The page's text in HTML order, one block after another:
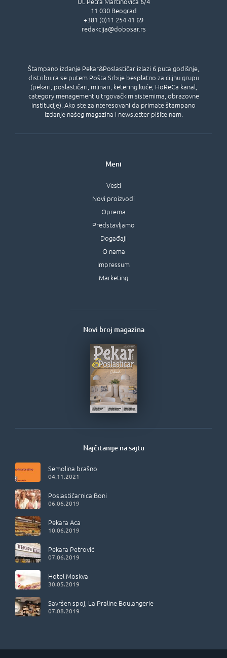
Štampano izdanje Pekar&Poslastičar izlazi 6 puta godišnje,
distribuira se putem Pošta Srbije besplatno za ciljnu grupu
(pekari, poslastičari, mlinari, ketering kuće, HoReCa kanal,
category menagement u trgovačkim sistemima, obrazovne
institucije). Ako ste zainteresovani da primate štampano
izdanje našeg magazina i newsletter pišite nam.
Ul. Petra Martinovića 6/4
11 030 Beograd
+381 (0)11 254 41 69
redakcija@dobosar.rs
Meni
Vesti
Novi proizvodi
Oprema
Predstavljamo
Događaji
O nama
Impressum
Marketing
Najčitanije na sajtu
Semolina brašno
04.11.2021
Poslastičarnica Boni
06.06.2019
Pekara Aca
10.06.2019
Pekara Petrović
07.06.2019
Hotel Moskva
30.05.2019
Savršen spoj, La Praline Boulangerie
07.08.2019
Novi broj magazina